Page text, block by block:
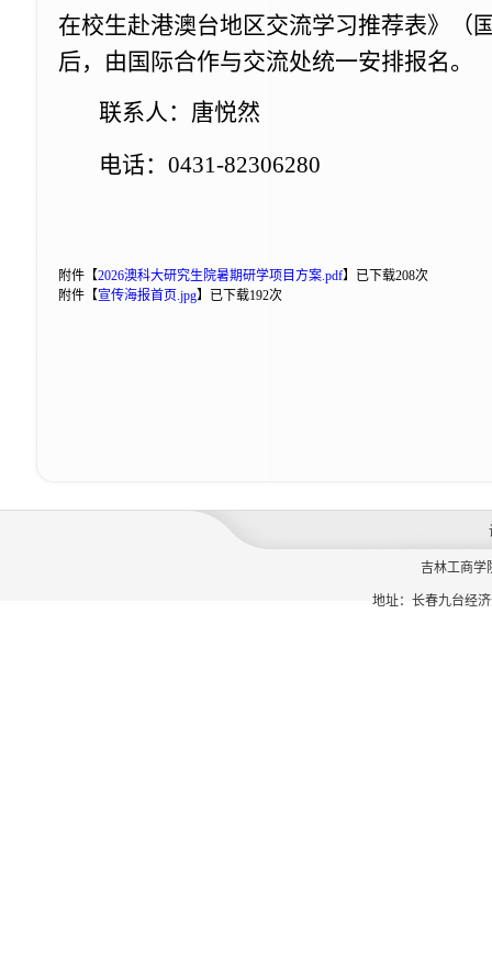
在校生赴港澳台地区交流学习推荐表》
（
后，由国际合作与交流处统一安排报名。
联系人：唐悦然
电话：0431-82306280
附件【2026澳科大研究生院暑期研学项目方案.pdf】 已下载208次
附件【宣传海报首页.jpg】 已下载192次
吉林工商学
地址：长春九台经